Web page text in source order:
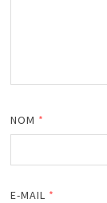
NOM *
E-MAIL *